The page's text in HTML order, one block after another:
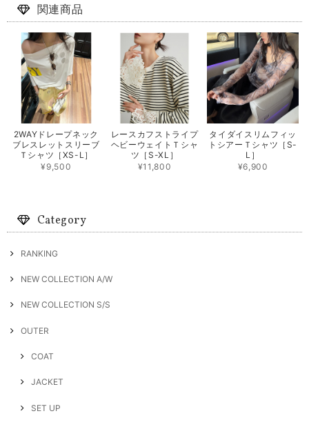
関連商品
2WAYドレープネック
ブレスレットスリーブ
Ｔシャツ［XS-L］
¥9,500
レースカフストライプ
ヘビーウェイトＴシャ
ツ［S-XL］
¥11,800
タイダイスリムフィッ
トシアーＴシャツ［S-
L］
¥6,900
Category
RANKING
NEW COLLECTION A/W
NEW COLLECTION S/S
OUTER
COAT
JACKET
SET UP